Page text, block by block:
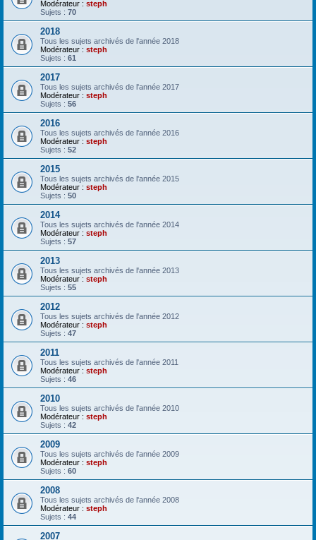
Modérateur : steph
Sujets : 70
2018
Tous les sujets archivés de l'année 2018
Modérateur : steph
Sujets : 61
2017
Tous les sujets archivés de l'année 2017
Modérateur : steph
Sujets : 56
2016
Tous les sujets archivés de l'année 2016
Modérateur : steph
Sujets : 52
2015
Tous les sujets archivés de l'année 2015
Modérateur : steph
Sujets : 50
2014
Tous les sujets archivés de l'année 2014
Modérateur : steph
Sujets : 57
2013
Tous les sujets archivés de l'année 2013
Modérateur : steph
Sujets : 55
2012
Tous les sujets archivés de l'année 2012
Modérateur : steph
Sujets : 47
2011
Tous les sujets archivés de l'année 2011
Modérateur : steph
Sujets : 46
2010
Tous les sujets archivés de l'année 2010
Modérateur : steph
Sujets : 42
2009
Tous les sujets archivés de l'année 2009
Modérateur : steph
Sujets : 60
2008
Tous les sujets archivés de l'année 2008
Modérateur : steph
Sujets : 44
2007